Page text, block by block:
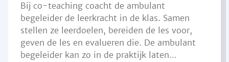
Bij co-teaching coacht de ambulant
begeleider de leerkracht in de klas. Samen
stellen ze leerdoelen, bereiden de les voor,
geven de les en evalueren die. De ambulant
begeleider kan zo in de praktijk laten...